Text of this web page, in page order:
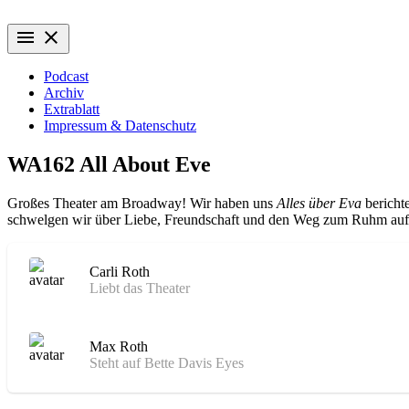
Inhalt
springen
Wiederaufführung
Alte Filme. Neu entdeckt.
menu close
Podcast
Archiv
Extrablatt
Impressum & Datenschutz
WA162 All About Eve
Großes Theater am Broadway! Wir haben uns Alles über Eva
schwelgen wir über Liebe, Freundschaft und den Weg zum Ruhm
Carli Roth
Liebt das Theater
Max Roth
Steht auf Bette Davis Eyes